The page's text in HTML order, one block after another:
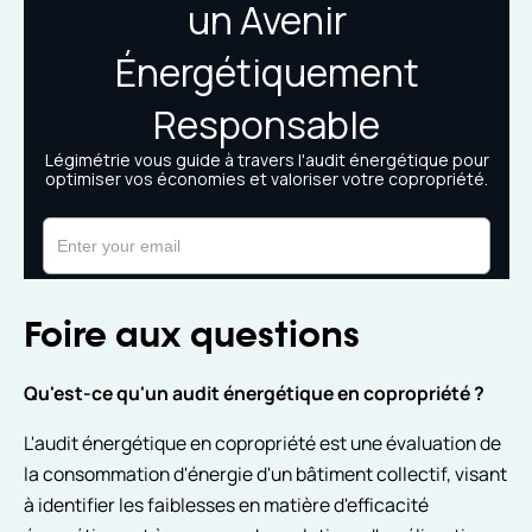
Foire aux questions
Qu'est-ce qu'un audit énergétique en copropriété ?
L'audit énergétique en copropriété est une évaluation de
la consommation d'énergie d'un bâtiment collectif, visant
à identifier les faiblesses en matière d'efficacité